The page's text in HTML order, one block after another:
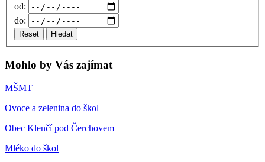
od:
do:
Reset Hledat
Mohlo by Vás zajímat
MŠMT
Ovoce a zelenina do škol
Obec Klenčí pod Čerchovem
Mléko do škol